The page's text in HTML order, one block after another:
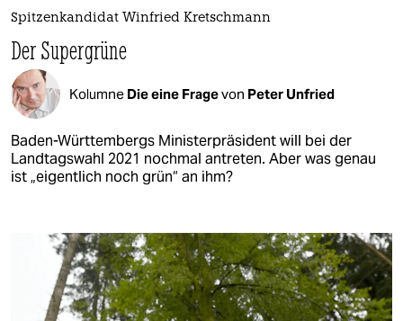
Spitzenkandidat Winfried Kretschmann
Der Supergrüne
Kolumne Die eine Fragevon Peter Unfried
Baden-Württembergs Ministerpräsident will bei der
Landtagswahl 2021 nochmal antreten. Aber was genau
ist „eigentlich noch grün“ an ihm?